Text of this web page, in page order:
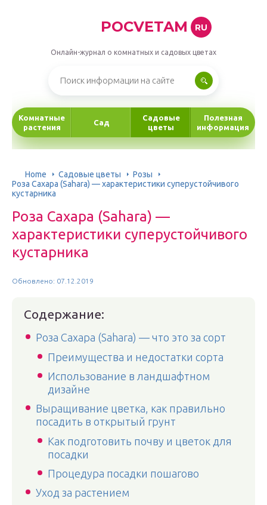
POCVETAM RU
Онлайн-журнал о комнатных и садовых цветах
Комнатные
растения
Сад
Садовые
цветы
Полезная
информация
Home Садовые цветы
Розы
Роза Сахара (Sahara) — характеристики суперустойчивого
кустарника
Роза Сахара (Sahara) —
характеристики суперустойчивого
кустарника
Обновлено: 07.12.2019
Содержание:
Роза Сахара (Sahara) — что это за сорт
Преимущества и недостатки сорта
Использование в ландшафтном
дизайне
Выращивание цветка, как правильно
посадить в открытый грунт
Как подготовить почву и цветок для
посадки
Процедура посадки пошагово
Уход за растением